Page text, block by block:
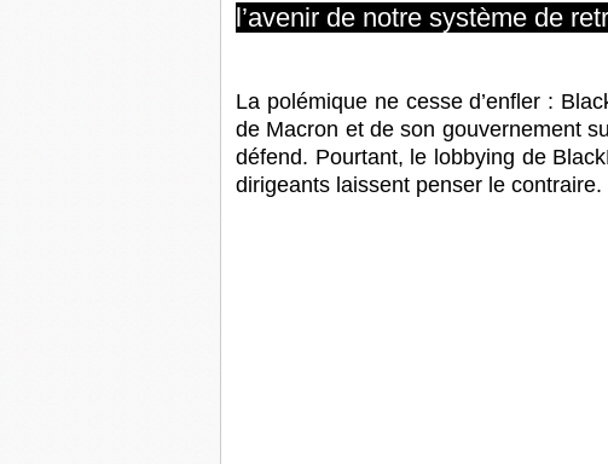
l’avenir de notre système de
La polémique ne cesse d’enfler :
de Macron et de son gouvernement
défend. Pourtant, le lobbying de
dirigeants laissent penser le contraire.